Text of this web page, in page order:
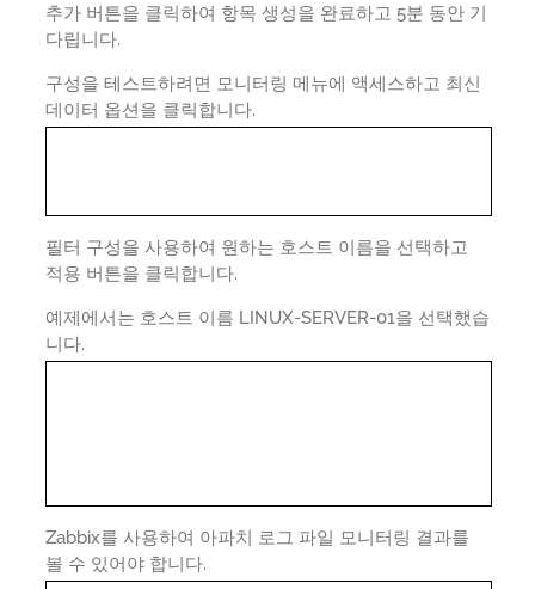
추가 버튼을 클릭하여 항목 생성을 완료하고 5분 동안 기
다립니다.
구성을 테스트하려면 모니터링 메뉴에 액세스하고 최신
데이터 옵션을 클릭합니다.
필터 구성을 사용하여 원하는 호스트 이름을 선택하고
적용 버튼을 클릭합니다.
예제에서는 호스트 이름 LINUX-SERVER-01을 선택했습
니다.
Zabbix를 사용하여 아파치 로그 파일 모니터링 결과를
볼 수 있어야 합니다.